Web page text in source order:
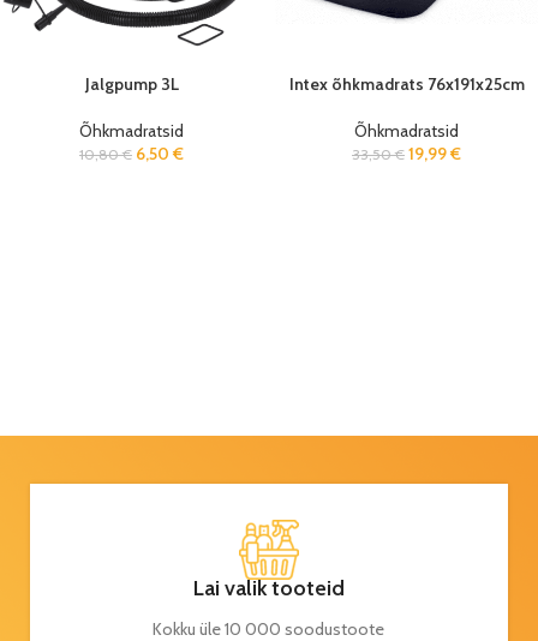
Jalgpump 3L
Õhkmadratsid
10,80€ 6,50 €
Intex õhkmadrats 76x191x25cm
Õhkmadratsid
33,50€ 19,99€
Lai valik tooteid
Kokku üle 10 000 soodustoote